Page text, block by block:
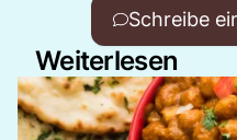
Schreibe
Weiterlesen